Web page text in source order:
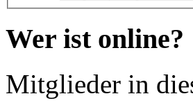
Wer ist online?
Mitglieder in